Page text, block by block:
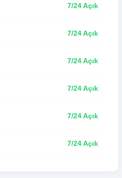
7/24 Açık
7/24 Açık
7/24 Açık
7/24 Açık
7/24 Açık
7/24 Açık